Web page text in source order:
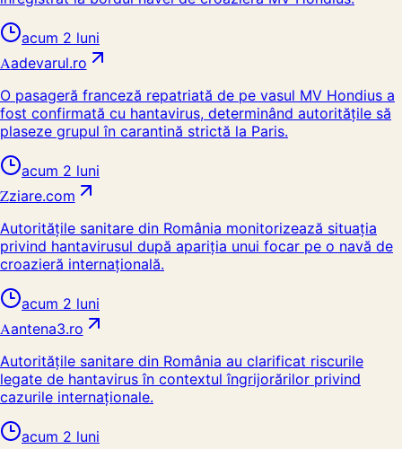
acum 2 luni
Aadevarul.ro
O pasageră franceză repatriată de pe vasul MV Hondius a
fost confirmată cu hantavirus, determinând autoritățile să
plaseze grupul în carantină strictă la Paris.
acum 2 luni
Zziare.com
Autoritățile sanitare din România monitorizează situația
privind hantavirusul după apariția unui focar pe o navă de
croazieră internațională.
acum 2 luni
Aantena3.ro
Autoritățile sanitare din România au clarificat riscurile
legate de hantavirus în contextul îngrijorărilor privind
cazurile internaționale.
acum 2 luni